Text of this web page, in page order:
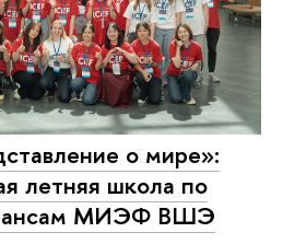
о мире»:
летняя школа по
МИЭФ ВШЭ